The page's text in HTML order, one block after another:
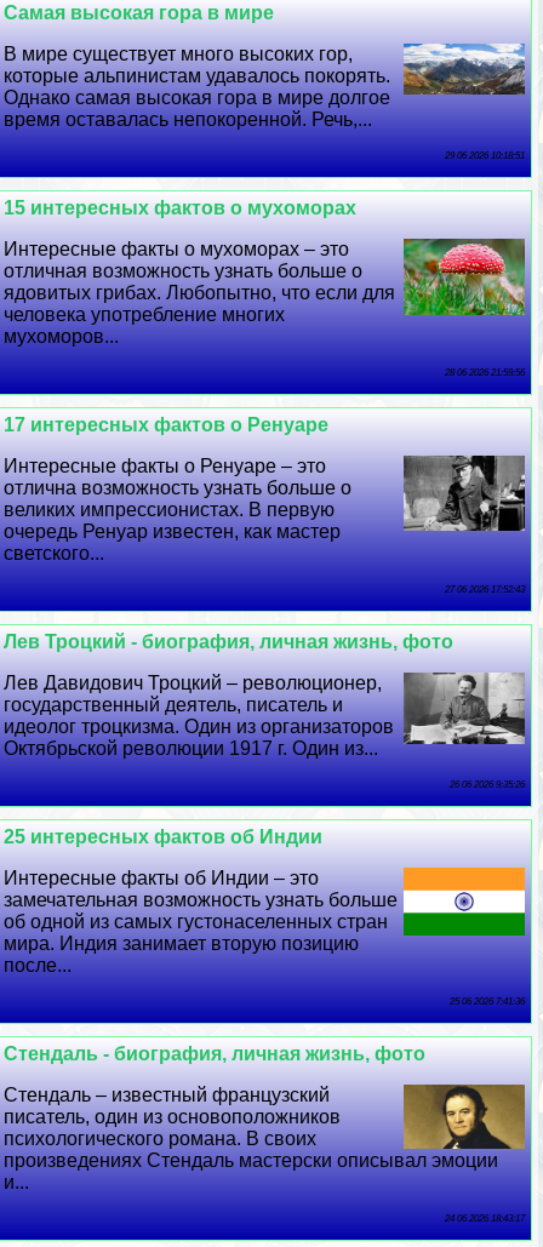
Самая высокая гора в мире
В мире существует много высоких гор,
которые альпинистам удавалось покорять.
Однако самая высокая гора в мире долгое
время оставалась непокоренной. Речь,...
29 06 2026 10:18:51
15 интересных фактов о мухоморах
Интересные факты о мухоморах – это
отличная возможность узнать больше о
ядовитых грибах. Любопытно, что если для
человека употрeбление многих
мухоморов...
28 06 2026 21:59:56
17 интересных фактов о Ренуаре
Интересные факты о Ренуаре – это
отлична возможность узнать больше о
великих импрессионистах. В первую
очередь Ренуар известен, как мастер
светского...
27 06 2026 17:52:43
Лев Троцкий - биография, личная жизнь, фото
Лев Давидович Троцкий – революционер,
государственный деятель, писатель и
идеолог троцкизма. Один из организаторов
Октябрьской революции 1917 г. Один из...
26 06 2026 9:35:26
25 интересных фактов об Индии
Интересные факты об Индии – это
замечательная возможность узнать больше
об одной из самых густонаселенных стран
мира. Индия занимает вторую позицию
после...
25 06 2026 7:41:36
Стендаль - биография, личная жизнь, фото
Стендаль – известный французский
писатель, один из основоположников
психологического романа. В своих
произведениях Стендаль мастерски описывал эмоции
и...
24 06 2026 18:43:17